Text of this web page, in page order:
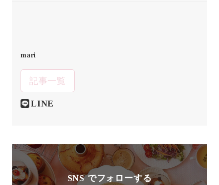
mari
記事一覧
LINE
SNS でフォローする